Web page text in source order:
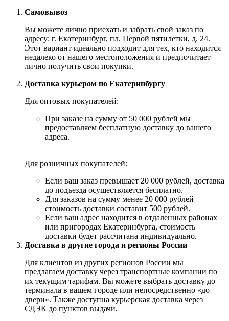
Самовывоз
Вы можете лично приехать и забрать свой заказ по
адресу: г. Екатеринбург, пл. Первой пятилетки, д. 24.
Этот вариант идеально подходит для тех, кто находится
недалеко от нашего местоположения и предпочитает
лично получить свои покупки.
Доставка курьером по Екатеринбургу
Для оптовых покупателей:
При заказе на сумму от 50 000 рублей мы
предоставляем бесплатную доставку до вашего
адреса.
Для розничных покупателей:
Если ваш заказ превышает 20 000 рублей, доставка
до подъезда осуществляется бесплатно.
Для заказов на сумму менее 20 000 рублей
стоимость доставки составит 500 рублей.
Если ваш адрес находится в отдаленных районах
или пригородах Екатеринбурга, стоимость
доставки будет рассчитана индивидуально.
Доставка в другие города и регионы России
Для клиентов из других регионов России мы
предлагаем доставку через транспортные компании по
их текущим тарифам. Вы можете выбрать доставку до
терминала в вашем городе или непосредственно «до
двери». Также доступна курьерская доставка через
СДЭК до пунктов выдачи.